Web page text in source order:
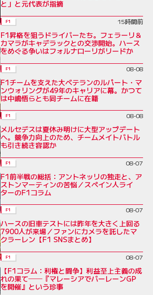
と」と元代表が指摘
F1 15時間前
F1昇格を狙うドライバーたち。フェラーリ＆
カマラがキャデラックとの交渉開始。ハース
をめぐる争いはフォルナローリがリードか
F1 08-08
F1チームを支えた大ベテランのルパート・マ
ンウォリングが49年のキャリアに幕。かつて
は中嶋悟らとも同チームに在籍
F1 08-08
メルセデスは夏休み明けに大型アップデート
へ。競争力向上のため、チームメイトバトル
も引き続き容認か
F1
08-07
F1前半戦の総括：アントネッリの独走と、ア
ストンマーティンの苦悩／スペイン人ライ
ターのF1コラム
F1 08-07
ハースの旧車テストには昨年を大きく上回る
7900人が来場／ファンにカメラを託したマ
クラーレン【F1 SNSまとめ】
F1
08-07
【F1コラム：利権と闘争】利益至上主義の成
れの果て──『マレーシアでバーレーンGP
を開催』という珍事